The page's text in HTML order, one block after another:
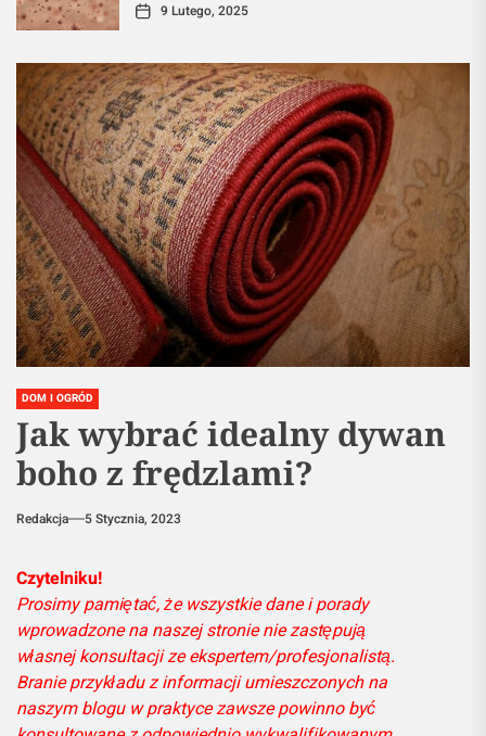
9 Lutego, 2025
DOM I OGRÓD
Jak wybrać idealny dywan
boho z frędzlami?
Redakcja 5 Stycznia, 2023
Czytelniku!
Prosimy pamiętać, że wszystkie dane i porady
wprowadzone na naszej stronie nie zastępują
własnej konsultacji ze ekspertem/profesjonalistą.
Branie przykładu z informacji umieszczonych na
naszym blogu w praktyce zawsze powinno być